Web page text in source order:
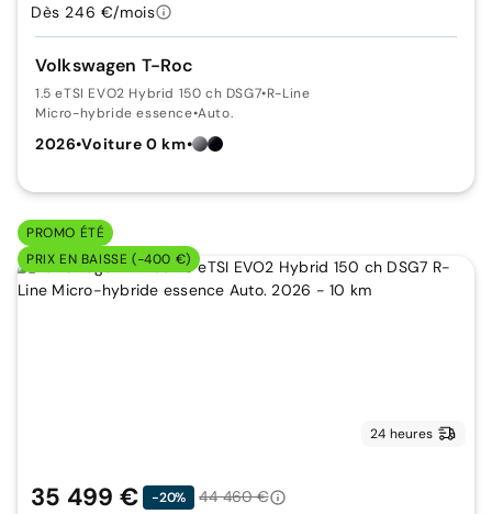
Volkswagen T-Roc
1.5 eTSI EVO2 Hybrid 150 ch DSG7•R-Line
Micro-hybride essence•Auto.
2026•Voiture 0 km•
Dès 246 €/mois
PROMO ÉTÉ
PRIX EN BAISSE (-400 €)
24 heures
35 499 € -20%
44 460 €